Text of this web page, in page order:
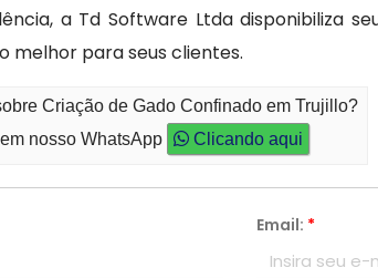
a Td Software Ltda disponibiliza
o melhor para seus clientes.
Criação de Gado Confinado em Trujillo?
nosso WhatsApp Clicando aqui
Email: *